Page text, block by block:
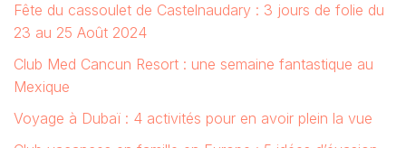
Fête du cassoulet de Castelnaudary : 3 jours de folie du
23 au 25 Août 2024
Club Med Cancun Resort : une semaine fantastique au
Mexique
Voyage à Dubaï : 4 activités pour en avoir plein la vue